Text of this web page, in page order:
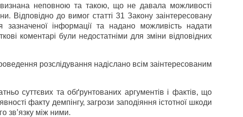
неповною та такою, що не давала можливості
Відповідно до вимог статті 31 Закону заінтересовану
інформації та надано можливість надати
коментарі були недостатніми для зміни відповідних
розслідування надіслано всім заінтересованим
суттєвих та обґрунтованих аргументів і фактів, що
факту демпінгу, загрози заподіяння істотної шкоди
зв’язку між ними.